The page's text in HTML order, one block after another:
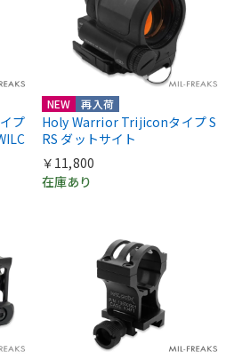
プ
NEW 再入荷
Holy Warrior Trijiconタイプ S
RS ダットサイト
￥11,800
在庫あり